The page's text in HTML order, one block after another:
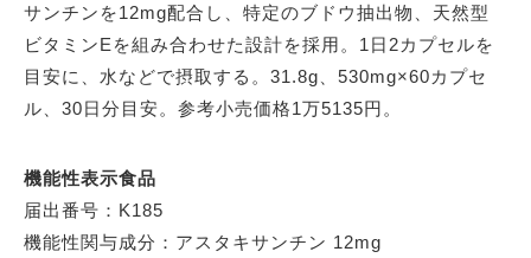
サンチンを12mg配合し、特定のブドウ抽出物、天然型
ビタミンEを組み合わせた設計を採用。1日2カプセルを
目安に、水などで摂取する。31.8g、530mg×60カプセ
ル、30日分目安。参考小売価格1万5135円。
機能性表示食品
届出番号：K185
機能性関与成分：アスタキサンチン 12mg